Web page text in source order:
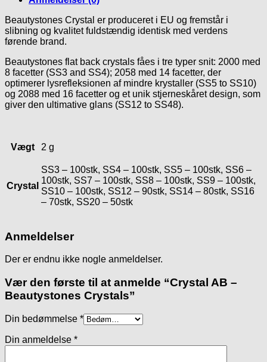
Beautystones Crystal er produceret i EU og fremstår i
slibning og kvalitet fuldstændig identisk med verdens
førende brand.
Beautystones flat back crystals fåes i tre typer snit: 2000 med
8 facetter (SS3 and SS4); 2058 med 14 facetter, der
optimerer lysrefleksionen af mindre krystaller (SS5 to SS10)
og 2088 med 16 facetter og et unik stjerneskåret design, som
giver den ultimative glans (SS12 to SS48).
Vægt 2 g
Crystal
SS3 – 100stk, SS4 – 100stk, SS5 – 100stk, SS6 –
100stk, SS7 – 100stk, SS8 – 100stk, SS9 – 100stk,
SS10 – 100stk, SS12 – 90stk, SS14 – 80stk, SS16
– 70stk, SS20 – 50stk
Anmeldelser
Der er endnu ikke nogle anmeldelser.
Vær den første til at anmelde “Crystal AB –
Beautystones Crystals”
Din bedømmelse *
Din anmeldelse *